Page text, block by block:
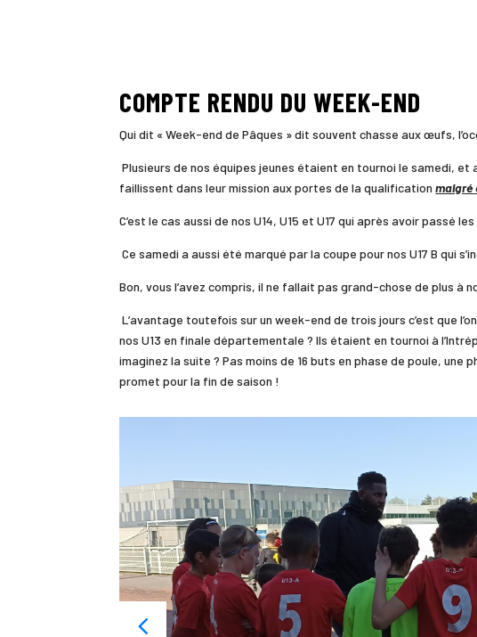
COMPTE RENDU DU WEEK-END
Qui dit « Week-end de Pâques » dit souvent chasse aux œufs,
Plusieurs de nos équipes jeunes étaient en tournoi le samedi,
faillissent dans leur mission aux portes de la qualificationmalgré
C’est le cas aussi de nos U14, U15 et U17 qui après avoir passé
Ce samedi a aussi été marqué par la coupe pour nos U17 B qui
Bon, vous l’avez compris, il ne fallait pas grand-chose de plus à
L’avantage toutefois sur un week-end de trois jours c’est que
nos U13 en finale départementale ? Ils étaient en tournoi à
imaginez la suite ? Pas moins de 16 buts en phase de poule,
promet pour la fin de saison !